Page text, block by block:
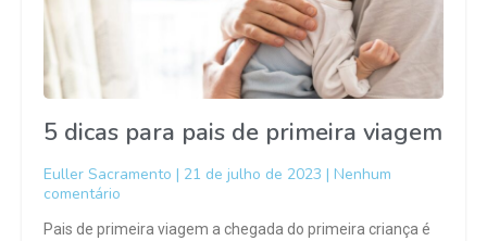
5 dicas para pais de primeira viagem
Euller Sacramento 21 de julho de 2023
Nenhum
comentário
Pais de primeira viagem a chegada do primeira criança é